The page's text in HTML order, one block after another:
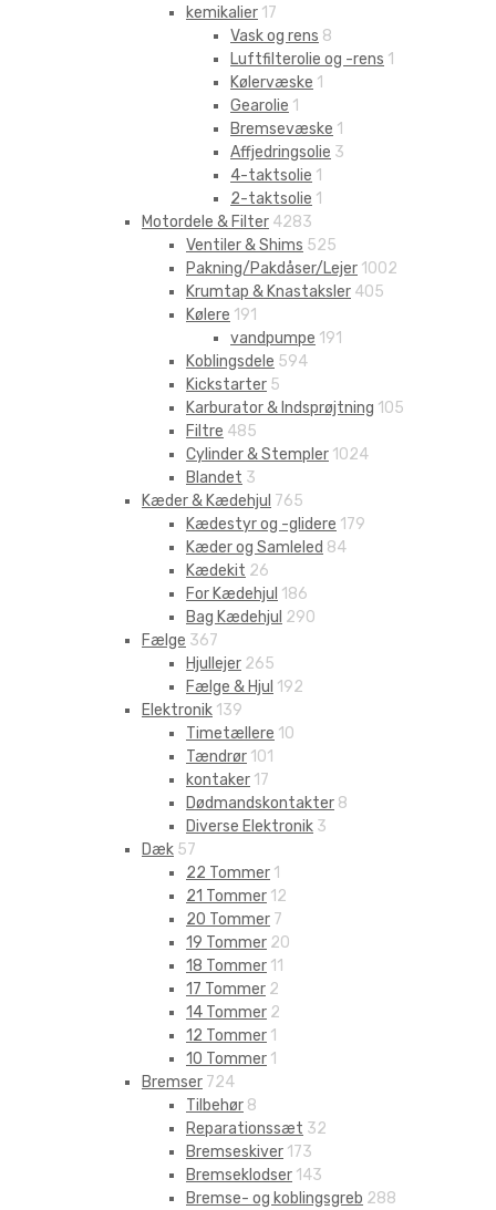
kemikalier 17
Vask og rens 8
Luftfilterolie og -rens 1
Kølervæske 1
Gearolie 1
Bremsevæske 1
Affjedringsolie 3
4-taktsolie 1
2-taktsolie 1
Motordele & Filter 4283
Ventiler & Shims 525
Pakning/Pakdåser/Lejer 1002
Krumtap & Knastaksler 405
Kølere 191
vandpumpe 191
Koblingsdele 594
Kickstarter 5
Karburator & Indsprøjtning 105
Filtre 485
Cylinder & Stempler 1024
Blandet 3
Kæder & Kædehjul 765
Kædestyr og -glidere 179
Kæder og Samleled 84
Kædekit 26
For Kædehjul 186
Bag Kædehjul 290
Fælge 367
Hjullejer 265
Fælge & Hjul 192
Elektronik 139
Timetællere 10
Tændrør 101
kontaker 17
Dødmandskontakter 8
Diverse Elektronik 3
Dæk 57
22 Tommer 1
21 Tommer 12
20 Tommer 7
19 Tommer 20
18 Tommer 11
17 Tommer 2
14 Tommer 2
12 Tommer 1
10 Tommer 1
Bremser 724
Tilbehør 8
Reparationssæt 32
Bremseskiver 173
Bremseklodser 143
Bremse- og koblingsgreb 288